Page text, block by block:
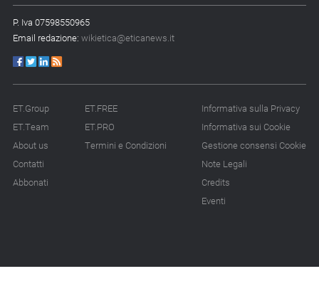
P. Iva 07598550965
Email redazione: wikietica@eticanews.it
ET.Group
ET.Team
About us
Contatti
Abbonati
ET.FREE
ET.PRO
Termini e Condizioni
Informativa sulla Privacy
Informativa sui Cookie
Gestione consensi Cookie
Note Legali
Credits
Eventi